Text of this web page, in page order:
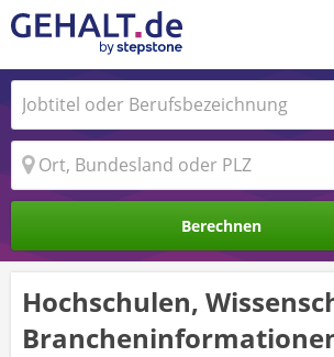
Berechnen
Hochschulen,